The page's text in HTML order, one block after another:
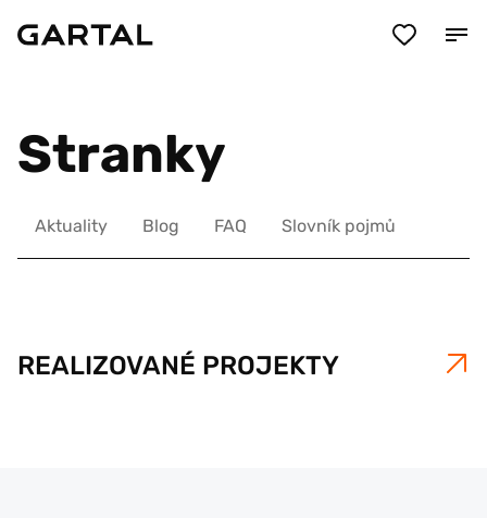
Stranky
Aktuality Blog FAQ Slovník pojmů
REALIZOVANÉ PROJEKTY